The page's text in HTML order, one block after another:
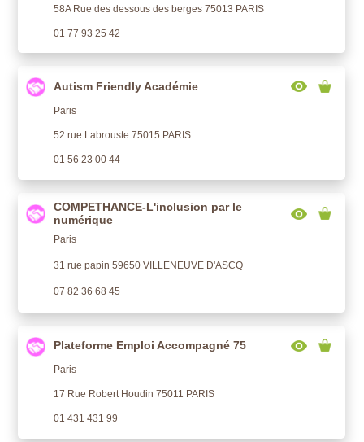
58A Rue des dessous des berges 75013 PARIS
01 77 93 25 42
Autism Friendly Académie
Paris
52 rue Labrouste 75015 PARIS
01 56 23 00 44
COMPETHANCE-L'inclusion par le
numérique
Paris
31 rue papin 59650 VILLENEUVE D'ASCQ
07 82 36 68 45
Plateforme Emploi Accompagné 75
Paris
17 Rue Robert Houdin 75011 PARIS
01 431 431 99